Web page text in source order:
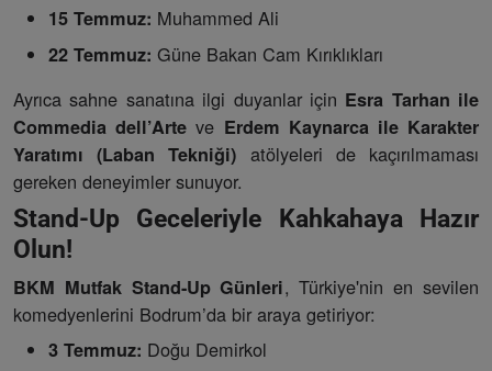
15 Temmuz: Muhammed Ali
22 Temmuz: Güne Bakan Cam Kırıklıkları
Ayrıca sahne sanatına ilgi duyanlar için Esra Tarhan ile
Commedia dell’Arte ve Erdem Kaynarca ile Karakter
Yaratımı (Laban Tekniği) atölyeleri de kaçırılmaması
gereken deneyimler sunuyor.
Stand-Up Geceleriyle Kahkahaya Hazır
Olun!
BKM Mutfak Stand-Up Günleri, Türkiye'nin en sevilen
komedyenlerini Bodrum’da bir araya getiriyor:
3 Temmuz: Doğu Demirkol